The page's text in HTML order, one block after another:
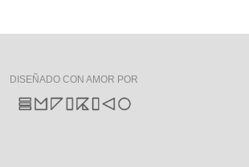
DISEÑADO CON AMOR POR